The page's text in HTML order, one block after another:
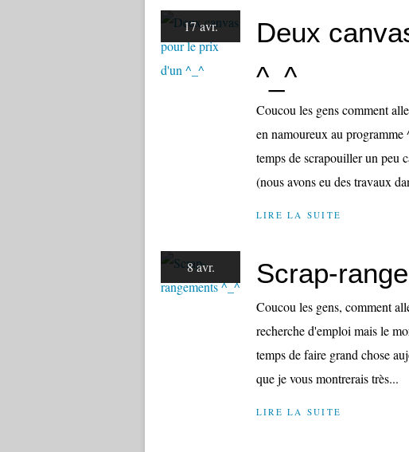
17 avr.
Deux
^_^
Coucou les gens comment
en namoureux au programme
temps de scrapouiller un peu
(nous avons eu des travaux
LIRE LA SUITE
8 avr. Scrap-
Coucou les gens, comment
recherche d'emploi mais le
temps de faire grand chose
que je vous montrerais très...
LIRE LA SUITE